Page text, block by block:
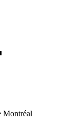
Montréal